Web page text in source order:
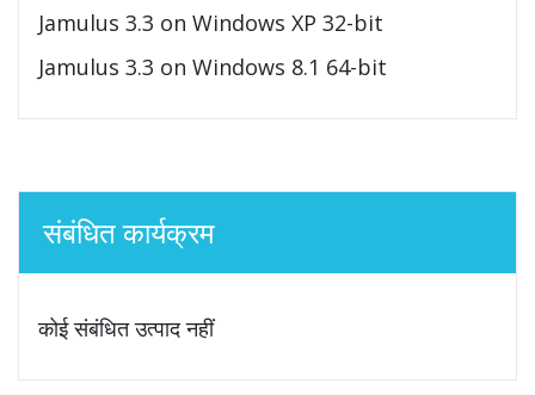
Jamulus 3.3 on Windows XP 32-bit
Jamulus 3.3 on Windows 8.1 64-bit
संबंधित कार्यक्रम
कोई संबंधित उत्पाद नहीं